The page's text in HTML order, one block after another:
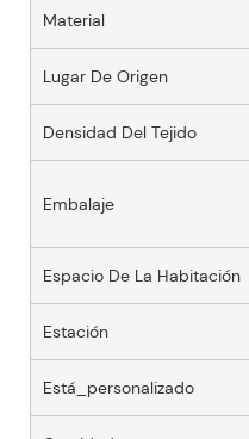
Material
Lugar De Origen
Densidad Del Tejido
Embalaje
Espacio De La Habitación
Estación
Está_personalizado